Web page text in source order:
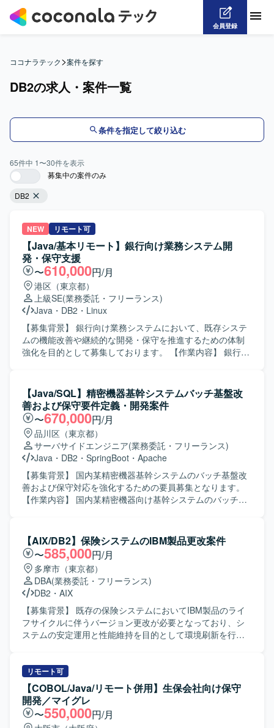
会員登録
ココナラテック>案件を探す
DB2の求人・案件一覧
条件を指定して絞り込む
65件中 1〜30件を表示
募集中の案件のみ
DB2
NEW リモート可
【Java/基本リモート】銀行向け業務システム開
発・保守支援
〜610,000円/月
港区（東京都）
上級SE(業務委託・フリーランス)
Java ・ DB2 ・ Linux
【募集背景】 銀行向け業務システムにおいて、既存システ
ムの機能改善や継続的な開発・保守を推進するための体制
強化を目的として募集しております。 【作業内容】 銀行向
調査など上流工程から開発まで主体的に推進していただき
ます。調査・設計工程の比率が比較的高く、システム理解
を深めながら継続的に携わっていただきます。また、生成
AIツールを活用しながら調査・設計・コーディング等の効
率化を図っていただきます。 【求める人物像】 自ら調査や
情報整理を行い、主体的に業務を推進していただける方を
求めております。 【ポジションの魅力】 銀行向けの基幹業
務システムに長期的に関わりながら、上流工程から開発・
保守まで一貫して携わることができます。調査・設計工程
の比率が高いため、業務理解やシステム理解を深めながら
め、新しい技術への知見も広げていただけます。 【開発環
境】 Java / Linux / DB2 / 生成AIツールを利用して開発・保
守を行っていただきます。
【Java/SQL】精密機器基幹システムバッチ基盤改
善および保守要件定義・開発案件
〜670,000円/月
品川区（東京都）
サーバサイドエンジニア(業務委託・フリーランス)
Java ・ DB2 ・ SpringBoot ・ Apache
【募集背景】 国内某精密機器基幹システムのバッチ基盤改
善および保守対応を強化するための要員募集となります。
【作業内容】 国内某精密機器向け基幹システムのバッチ基
に対応していただきます。 REST APIベースのJavaバッチ
処理や、SQLストアドプロシージャを用いた処理の設計・
実装・改修を行っていただきます。 お客様との直接のコミ
ュニケーションを通じて要件ヒアリングや仕様調整を行
い、システム品質向上に向けた改善提案も行っていただき
ます。 【求める人物像】 技術的な課題に対して前向きかつ
柔軟に取り組み、自らコミュニケーションを取りながら業
務を推進できる方を求めております。 要件定義など上流工
程にも主体的に関わり、長期的な視点でシステム改善に貢
域に携わることで、上流工程から保守まで一貫した経験を
積むことができます。 REST APIベースのバッチやSpring
Boot、DB2 for i、Apache Airflowなどの技術に触れながら、
バッチ基盤の設計スキルやパフォーマンスチューニングの
知見を高めることができます。 【開発環境】 Javaを中心と
【AIX/DB2】保険システムのIBM製品更改案件
〜585,000円/月
多摩市（東京都）
DBA(業務委託・フリーランス)
DB2 ・ AIX
【募集背景】 既存の保険システムにおいてIBM製品のライ
フサイクルに伴うバージョン更改が必要となっており、シ
ステムの安定運用と性能維持を目的として環境刷新を行う
現行環境の調査から、製品のバージョンアップ計画の立
案、移行手順の整理、検証環境での動作確認、本番環境へ
の移行対応まで一連の作業を行っていただきます。DB2
HADR構成を考慮した移行および切替作業や、関連する設定
の見直し、移行後の動作確認も含まれます。 【求める人物
リモート可
【COBOL/Java/リモート併用】生保会社向け保守
開発／マイグレ
〜550,000円/月